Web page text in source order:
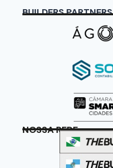
BUILDERS PARTNERS
NOSSA REDE